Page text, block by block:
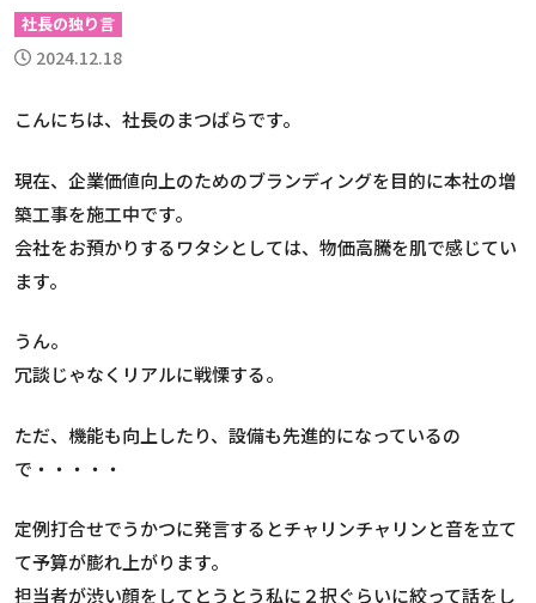
社長の独り言
2024.12.18
こんにちは、社長のまつばらです。
現在、企業価値向上のためのブランディングを目的に本社の増
築工事を施工中です。
会社をお預かりするワタシとしては、物価高騰を肌で感じてい
ます。
うん。
冗談じゃなくリアルに戦慄する。
ただ、機能も向上したり、設備も先進的になっているの
で・・・・・
定例打合せでうかつに発言するとチャリンチャリンと音を立て
て予算が膨れ上がります。
担当者が渋い顔をしてとうとう私に２択ぐらいに絞って話をし